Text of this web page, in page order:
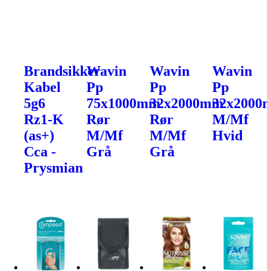
Brandsikker
Kabel
5g6
Rz1-K
(as+)
Cca -
Prysmian
Wavin
Pp
75x1000mm
Rør
M/Mf
Grå
Wavin
Pp
32x2000mm
Rør
M/Mf
Grå
Wavin
Pp
M/Mf
Hvid